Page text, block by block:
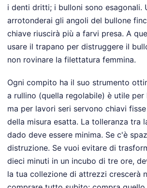
i denti dritti; i bulloni sono esagonali.
arrotonderai gli angoli del bullone
chiave riuscirà più a farvi presa. A
usare il trapano per distruggere il
non rovinare la filettatura femmina.
Ogni compito ha il suo strumento
a rullino (quella regolabile) è utile per
ma per lavori seri servono chiavi
della misura esatta. La tolleranza tra
dado deve essere minima. Se c'è
distruzione. Se vuoi evitare di
dieci minuti in un incubo di tre ore,
la tua collezione di attrezzi crescerà